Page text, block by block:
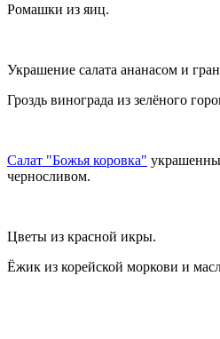
Ромашки из яиц.
Украшение салата ананасом и
Гроздь винограда из зелёного
Салат "Божья коровка"
черносливом.
Цветы из красной икры.
Ёжик из корейской моркови и